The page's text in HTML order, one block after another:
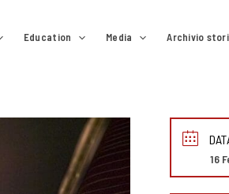
Education Media Archivio
16